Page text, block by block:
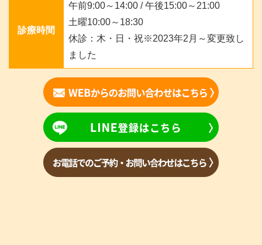
診療時間
午前9:00～14:00 / 午後15:00～21:00
土曜10:00～18:30
休診：木・日・祝※2023年2月～変更致し
ました